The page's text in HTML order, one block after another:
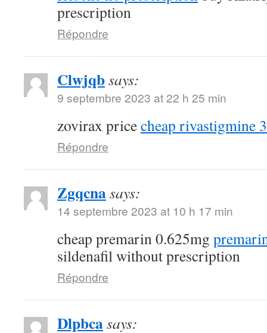
prescription
Répondre
Clwjqbsays:
9 septembre 2023 at 22 h 25 min
zovirax pricecheap rivastigmine
Répondre
Zgqcnasays:
14 septembre 2023 at 10 h 17 min
cheap premarin 0.625mg
sildenafil without prescription
Répondre
Dlpbcasays: